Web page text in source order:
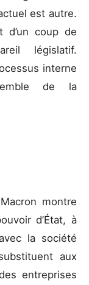
est autre.
d’un coup de
législatif.
interne
de la
montre
d’État, à
la société
aux
entreprises